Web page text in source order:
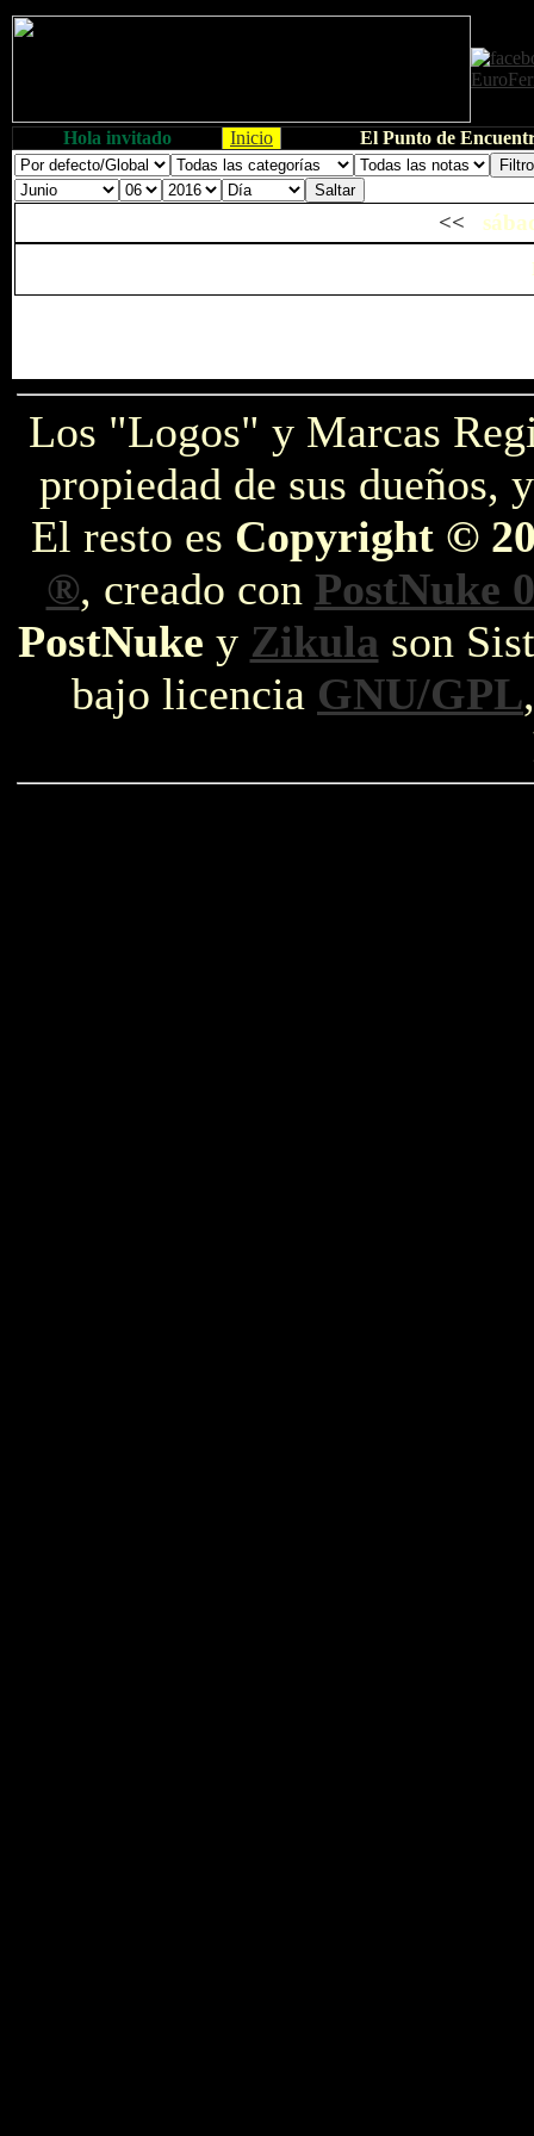
Hola invitado Inicio El Punto de
<<
Los "Logos" y Marcas
propiedad de sus dueños,
El resto es Copyright ©
®, creado con PostNuke
PostNuke y Zikula son
bajo licencia GNU/GPL